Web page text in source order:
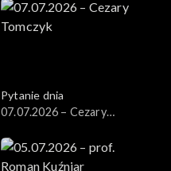
Pytanie dnia
07.07.2026 – Cezary